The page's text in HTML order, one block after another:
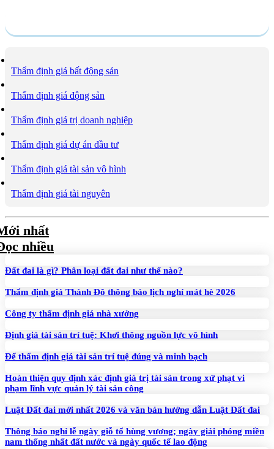
Thẩm định giá bất động sản
Thẩm định giá động sản
Thẩm định giá trị doanh nghiệp
Thẩm định giá dự án đầu tư
Thẩm định giá tài sản vô hình
Thẩm định giá tài nguyên
nhất
nhiều
Đất đai là gì? Phân loại đất đai như thế nào?
Thẩm định giá Thành Đô thông báo lịch nghỉ mát hè 2026
Công ty thẩm định giá nhà xưởng
Định giá tài sản trí tuệ: Khơi thông nguồn lực vô hình
Để thẩm định giá tài sản trí tuệ đúng và minh bạch
Hoàn thiện quy định xác định giá trị tài sản trong xử phạt vi
phạm lĩnh vực quản lý tài sản công
Luật Đất đai mới nhất 2026 và văn bản hướng dẫn Luật Đất đai
Thông báo nghỉ lễ ngày giỗ tổ hùng vương; ngày giải phóng miền
nam thống nhất đất nước và ngày quốc tế lao động